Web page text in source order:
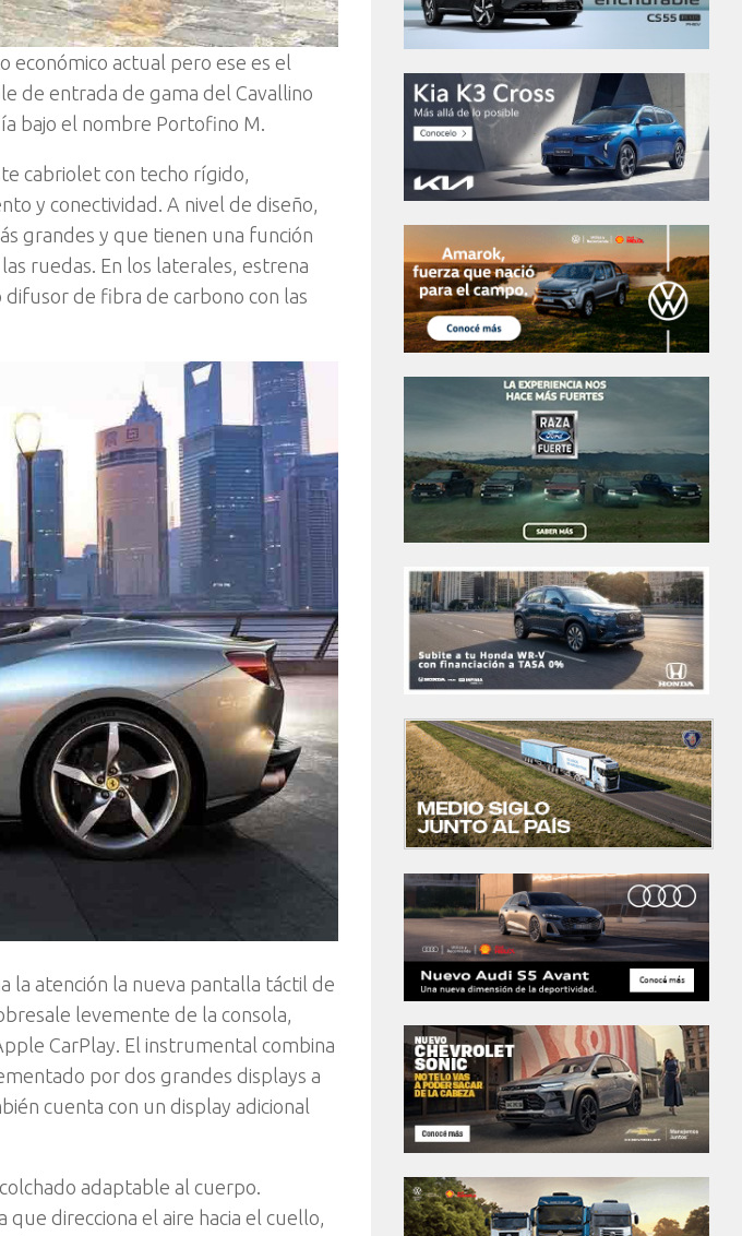
económico actual pero ese es el
de entrada de gama del Cavallino
bajo el nombre Portofino M.
cabriolet con techo rígido,
y conectividad. A nivel de diseño,
grandes y que tienen una función
ruedas. En los laterales, estrena
de fibra de carbono con las
la atención la nueva pantalla táctil de
levemente de la consola,
CarPlay. El instrumental combina
por dos grandes displays a
cuenta con un display adicional
adaptable al cuerpo.
direcciona el aire hacia el cuello,